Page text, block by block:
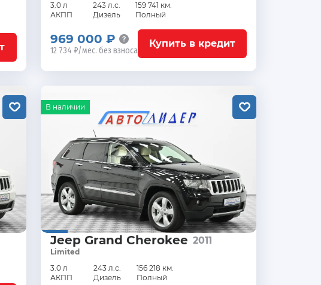
3.0 л
243 л.с.
159 741 км.
АКПП
Дизель Полный
Купить в кредит
969 000 ₽
12 734 ₽/мес. без взноса
Jeep Grand Cherokee 2011
Limited
3.0 л
243 л.с.
156 218 км.
АКПП
Дизель Полный
В наличии